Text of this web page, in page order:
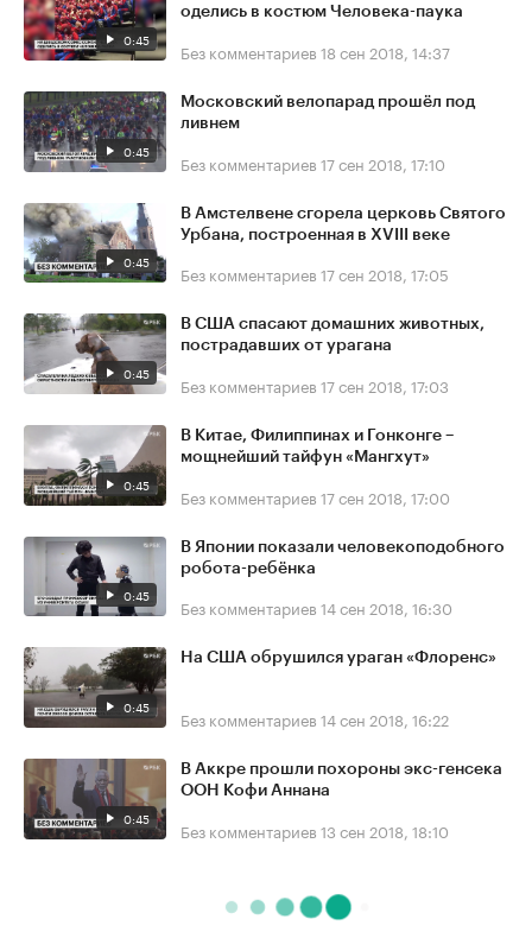
0:45
оделись в костюм Человека-паука
Без комментариев 18 сен 2018, 14:37
0:45
Московский велопарад прошёл под
ливнем
Без комментариев 17 сен 2018, 17:10
0:45
В Амстелвене сгорела церковь Святого
Урбана, построенная в XVIII веке
Без комментариев 17 сен 2018, 17:05
0:45
В США спасают домашних животных,
пострадавших от урагана
Без комментариев 17 сен 2018, 17:03
0:45
В Китае, Филиппинах и Гонконге –
мощнейший тайфун «Мангхут»
Без комментариев 17 сен 2018, 17:00
0:45
В Японии показали человекоподобного
робота-ребёнка
Без комментариев 14 сен 2018, 16:30
0:45
На США обрушился ураган «Флоренс»
Без комментариев 14 сен 2018, 16:22
0:45
В Аккре прошли похороны экс-генсека
ООН Кофи Аннана
Без комментариев 13 сен 2018, 18:10